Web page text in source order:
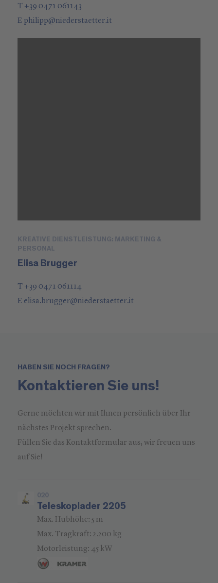
T +39 0471 061143
E philipp@niederstaetter.it
KREATIVE DIENSTLEISTUNG: MARKETING &
PERSONAL
Elisa Brugger
T +39 0471 061114
E elisa.brugger@niederstaetter.it
HABEN SIE NOCH FRAGEN?
Kontaktieren Sie uns!
Gerne möchten wir mit Ihnen persönlich über Ihr
nächstes Projekt sprechen.
Füllen Sie das Kontaktformular aus, wir freuen uns
auf Sie!
020
Teleskoplader 2205
Max. Hubhöhe: 5 m
Max. Tragkraft: 2.200 kg
Motorleistung: 45 kW